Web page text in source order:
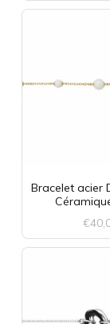
Bracelet acier
€
a